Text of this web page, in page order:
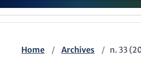
Home / Archives / n. 33